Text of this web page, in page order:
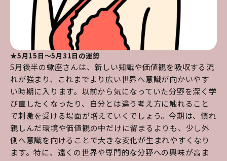
★5月15日～5月31日の運勢
5月後半の蠍座さんは、新しい知識や価値観を吸収する流
れが強まり、これまでより広い世界へ意識が向かいやす
い時期に入ります。以前から気になっていた分野を深く学
び直したくなったり、自分とは違う考え方に触れること
で刺激を受ける場面が増えていくでしょう。今期は、慣れ
親しんだ環境や価値観の中だけに留まるよりも、少し外
側へ意識を向けることで大きな変化が生まれやすくなり
ます。特に、遠くの世界や専門的な分野への興味が高ま